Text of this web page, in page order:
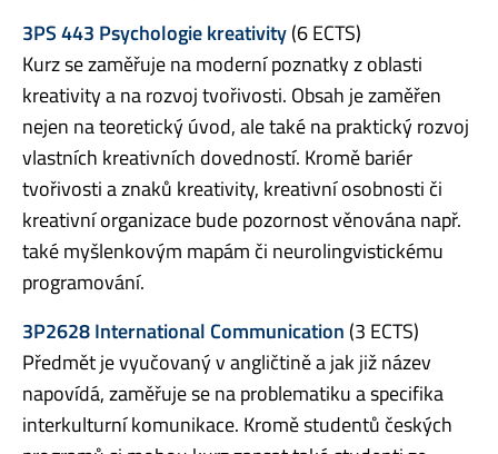
3PS 443 Psychologie kreativity(6 ECTS)
Kurz se zaměřuje na moderní poznatky z oblasti
kreativity a na rozvoj tvořivosti. Obsah je zaměřen
nejen na teoretický úvod, ale také na praktický rozvoj
vlastních kreativních dovedností. Kromě bariér
tvořivosti a znaků kreativity, kreativní osobnosti či
kreativní organizace bude pozornost věnována např.
také myšlenkovým mapám či neurolingvistickému
programování.
3P2628 International Communication (3 ECTS)
Předmět je vyučovaný v angličtině a jak již název
napovídá, zaměřuje se na problematiku a specifika
interkulturní komunikace. Kromě studentů českých